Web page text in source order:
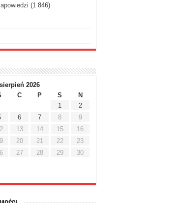
(1 846)
sierpień 2026
C P S
N
1
2
6 7 8
9
13 14 15
16
20 21 22
23
27 28 29
30